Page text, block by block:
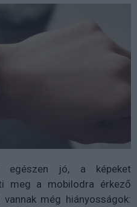
egészen jó, a képeket
meg a mobilodra érkező
még hiányosságok: